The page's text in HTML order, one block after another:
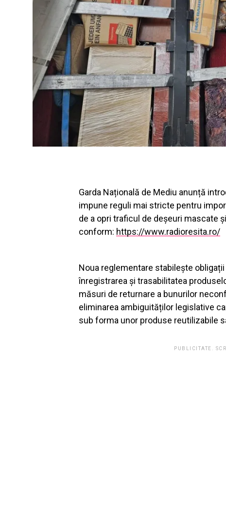
Garda Națională de Mediu anunță
impune reguli mai stricte pentru
de a opri traficul de deșeuri mascate
conform: https://www.radioresita.ro/
Noua reglementare stabilește
înregistrarea și trasabilitatea
măsuri de returnare a bunurilor
eliminarea ambiguităților legislative
sub forma unor produse reutilizabile
PUBLICITATE.